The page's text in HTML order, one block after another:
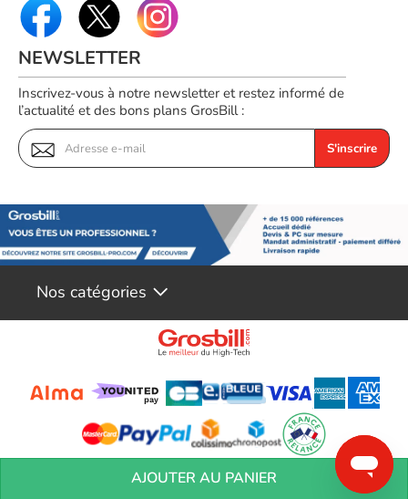
AJOUTER AU PANIER
NEWSLETTER
Inscrivez-vous à notre newsletter et restez informé de
l’actualité et des bons plans GrosBill :
S'inscrire
Nos catégories
Conditions générales de réservation Conditions générales de vente
Mentions
Vos informations personnelles Préférences Cookies
Aide &